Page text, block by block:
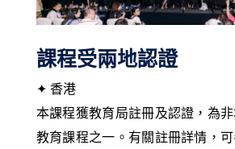
課程受兩地認證
✦ 香港
本課程獲教育局註冊及認證，為
教育課程之一。有關註冊詳情，